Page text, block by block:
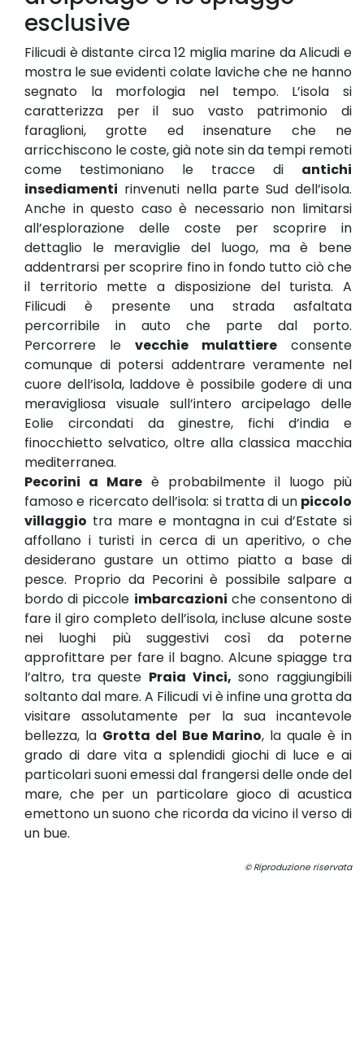
esclusive
Filicudi è distante circa 12 miglia marine da Alicudi e
mostra le sue evidenti colate laviche che ne hanno
segnato la morfologia nel tempo. L’isola si
caratterizza per il suo vasto patrimonio di
faraglioni, grotte ed insenature che ne
arricchiscono le coste, già note sin da tempi remoti
come testimoniano le tracce di antichi
insediamenti rinvenuti nella parte Sud dell’isola.
Anche in questo caso è necessario non limitarsi
all’esplorazione delle coste per scoprire in
dettaglio le meraviglie del luogo, ma è bene
addentrarsi per scoprire fino in fondo tutto ciò che
il territorio mette a disposizione del turista. A
Filicudi è presente una strada asfaltata
percorribile in auto che parte dal porto.
Percorrere le vecchie mulattiere consente
comunque di potersi addentrare veramente nel
cuore dell’isola, laddove è possibile godere di una
meravigliosa visuale sull’intero arcipelago delle
Eolie circondati da ginestre, fichi d’india e
finocchietto selvatico, oltre alla classica macchia
mediterranea.
Pecorini a Mare è probabilmente il luogo più
famoso e ricercato dell’isola: si tratta di un piccolo
villaggio tra mare e montagna in cui d’Estate si
affollano i turisti in cerca di un aperitivo, o che
desiderano gustare un ottimo piatto a base di
pesce. Proprio da Pecorini è possibile salpare a
bordo di piccole imbarcazioni che consentono di
fare il giro completo dell’isola, incluse alcune soste
nei luoghi più suggestivi così da poterne
approfittare per fare il bagno. Alcune spiagge tra
l’altro, tra queste Praia Vinci, sono raggiungibili
soltanto dal mare. A Filicudi vi è infine una grotta da
visitare assolutamente per la sua incantevole
bellezza, la Grotta del Bue Marino, la quale è in
grado di dare vita a splendidi giochi di luce e ai
particolari suoni emessi dal frangersi delle onde del
mare, che per un particolare gioco di acustica
emettono un suono che ricorda da vicino il verso di
un bue.
© Riproduzione riservata